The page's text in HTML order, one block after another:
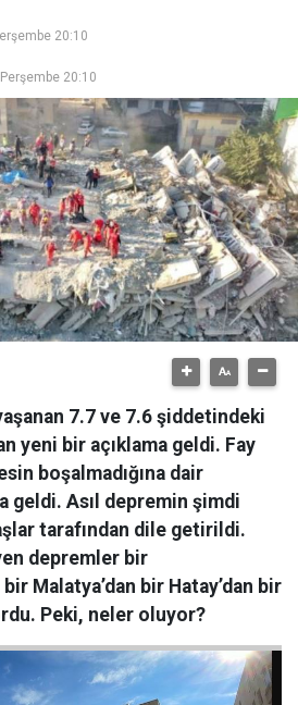
20:10
20:10
7.7 ve 7.6 şiddetindeki
yeni bir açıklama geldi. Fay
boşalmadığına dair
geldi. Asıl depremin şimdi
tarafından dile getirildi.
depremler bir
Malatya’dan bir Hatay’dan bir
Peki, neler oluyor?